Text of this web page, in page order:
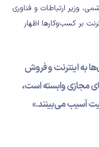
وزیر ارتباطات و فناوری
بر کسب‌وکارها اظهار
به اینترنت و فروش
مجازی وابسته است،
آسیب می‌بینند.»